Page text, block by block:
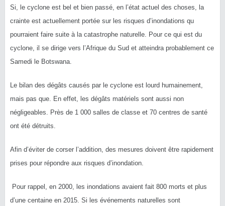
Si, le cyclone est bel et bien passé, en l’état actuel des choses, la
crainte est actuellement portée sur les risques d’inondations qu
pourraient faire suite à la catastrophe naturelle. Pour ce qui est du
cyclone, il se dirige vers l’Afrique du Sud et atteindra probablement ce
Samedi le Botswana. ‎
Le bilan des dégâts causés par le cyclone est lourd humainement,
mais pas que. En effet, les dégâts matériels sont aussi non
négligeables. Près de 1 000 salles de classe et 70 centres de santé
ont été détruits.
Afin d’éviter de corser l’addition, des mesures doivent être rapidement
prises pour répondre aux risques d’inondation.
Pour rappel, en 2000, les inondations avaient fait 800 morts et plus
d’une centaine en 2015. Si les événements naturelles sont